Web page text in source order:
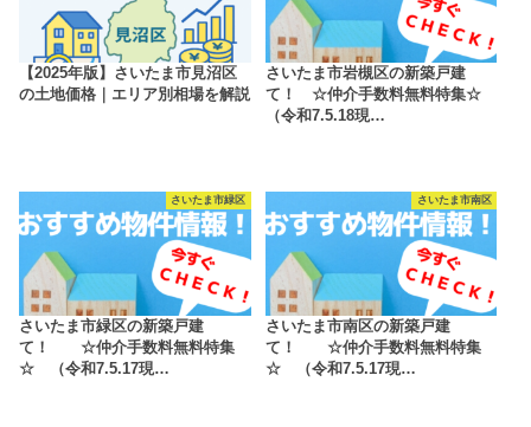
【2025年版】さいたま市見沼区
の土地価格｜エリア別相場を解説
さいたま市岩槻区の新築戸建
て！ ☆仲介手数料無料特集☆
（令和7.5.18現…
さいたま市緑区
さいたま市緑区の新築戸建
て！ ☆仲介手数料無料特集
☆ （令和7.5.17現…
さいたま市南区
さいたま市南区の新築戸建
て！ ☆仲介手数料無料特集
☆ （令和7.5.17現…